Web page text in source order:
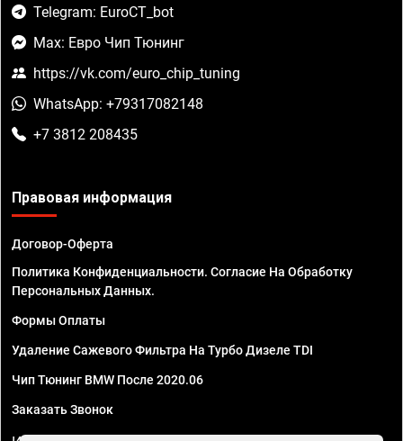
Telegram: EuroCT_bot
Max: Евро Чип Тюнинг
https://vk.com/euro_chip_tuning
WhatsApp: +79317082148
+7 3812 208435
Правовая информация
Договор-Оферта
Политика Конфиденциальности. Согласие На Обработку
Персональных Данных.
Формы Оплаты
Удаление Сажевого Фильтра На Турбо Дизеле TDI
Чип Тюнинг BMW После 2020.06
Заказать Звонок